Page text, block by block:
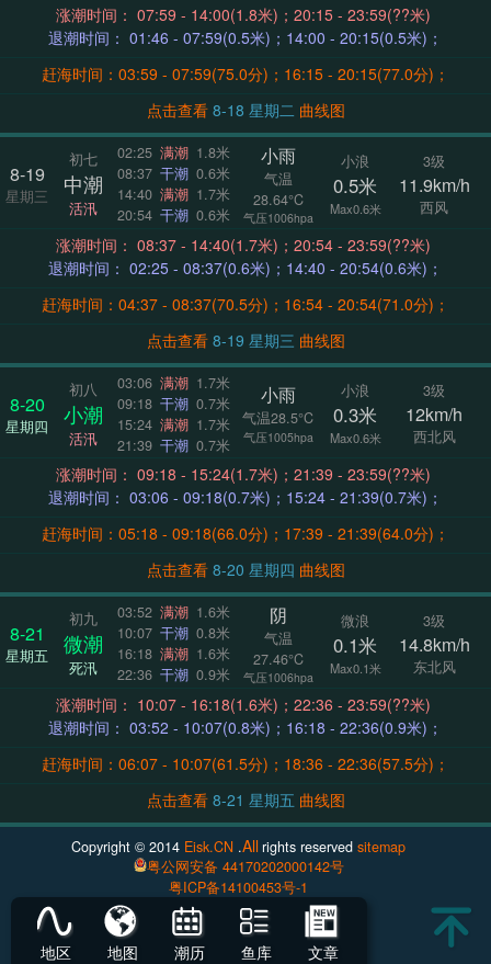
涨潮时间： 07:59 - 14:00(1.8米)；20:15 - 23:59(??米)
退潮时间： 01:46 - 07:59(0.5米)；14:00 - 20:15(0.5米)；
赶海时间：03:59 - 07:59(75.0分)；16:15 - 20:15(77.0分)；
点击查看
8-18 星期二 曲线图
8-19
星期三
初七
中潮
活汛
02:25 满潮 1.8米
08:37 干潮 0.6米
14:40 满潮 1.7米
20:54 干潮 0.6米
小雨
气温
28.64°C
气压1006hpa
小浪
0.5米
Max0.6米
3级
11.9km/h
西风
涨潮时间： 08:37 - 14:40(1.7米)；20:54 - 23:59(??米)
退潮时间： 02:25 - 08:37(0.6米)；14:40 - 20:54(0.6米)；
赶海时间：04:37 - 08:37(70.5分)；16:54 - 20:54(71.0分)；
点击查看
8-19 星期三 曲线图
8-20
星期四
初八
小潮
活汛
03:06 满潮 1.7米
09:18 干潮 0.7米
15:24 满潮 1.7米
21:39 干潮 0.7米
小雨
气温28.5°C
气压1005hpa
小浪
0.3米
Max0.6米
3级
12km/h
西北风
涨潮时间： 09:18 - 15:24(1.7米)；21:39 - 23:59(??米)
退潮时间： 03:06 - 09:18(0.7米)；15:24 - 21:39(0.7米)；
赶海时间：05:18 - 09:18(66.0分)；17:39 - 21:39(64.0分)；
点击查看
8-20 星期四 曲线图
8-21
星期五
初九
微潮
死汛
03:52 满潮 1.6米
10:07 干潮 0.8米
16:18 满潮 1.6米
22:36 干潮 0.9米
阴
气温
27.46°C
气压1006hpa
微浪
0.1米
Max0.1米
3级
14.8km/h
东北风
涨潮时间： 10:07 - 16:18(1.6米)；22:36 - 23:59(??米)
退潮时间： 03:52 - 10:07(0.8米)；16:18 - 22:36(0.9米)；
赶海时间：06:07 - 10:07(61.5分)；18:36 - 22:36(57.5分)；
点击查看
8-21 星期五 曲线图
Copyright © 2014 Eisk.CN .Allrights reservedsitemap
粤公网安备 44170202000142号
粤ICP备14100453号-1
地区 地图 潮历 鱼库 文章